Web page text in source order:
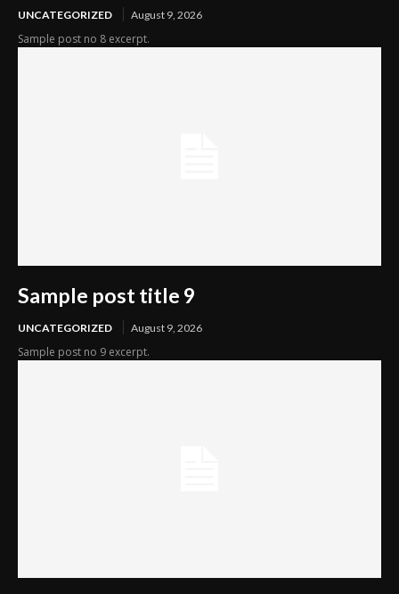
UNCATEGORIZED August 9, 2026
Sample post no 8 excerpt.
Sample post title 9
UNCATEGORIZED August 9, 2026
Sample post no 9 excerpt.